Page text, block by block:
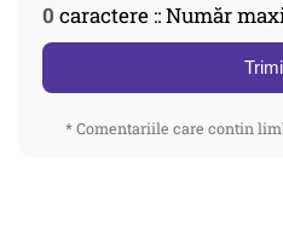
0 caractere :: Număr
* Comentariile care contin